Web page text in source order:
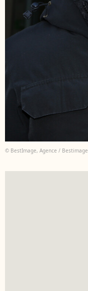
© BestImage, Agence / Bestimage